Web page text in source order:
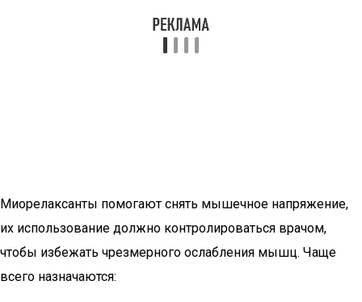
Миорелаксанты помогают снять мышечное напряжение,
их использование должно контролироваться врачом,
чтобы избежать чрезмерного ослабления мышц. Чаще
всего назначаются: